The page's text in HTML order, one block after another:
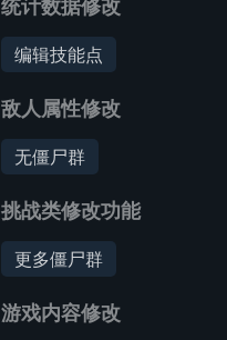
统计数据修改
编辑技能点
敌人属性修改
无僵尸群
挑战类修改功能
更多僵尸群
游戏内容修改